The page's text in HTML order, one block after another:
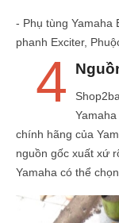
- Phụ tùng Yamaha
phanh Exciter,
4
chính hãng của
nguồn gốc xuất xứ
Yamaha có thể